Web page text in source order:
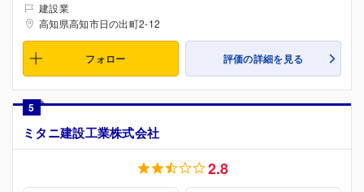
建設業
高知県高知市日の出町2-12
フォロー 評価の詳細を見る
5
ミタニ建設工業株式会社
2.8